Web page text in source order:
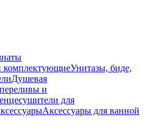
Унитазы, биде,
Душевая
и
для
Аксессуары для ванной